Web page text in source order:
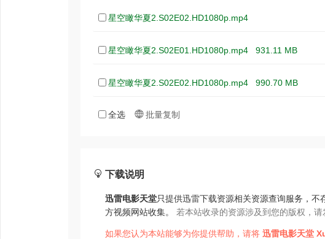
星空瞰华夏2.S02E02.HD1080p.mp4
星空瞰华夏2.S02E01.HD1080p.mp4931.11 MB
星空瞰华夏2.S02E02.HD1080p.mp4990.70 MB
全选 批量复制
下载说明
迅雷电影天堂只提供迅雷下载资源相关资源查询服务，
方视频网站收集。 若本站收录的资源涉及到您的版权，
如果您认为本站能够为你提供帮助，请将迅雷电影天堂